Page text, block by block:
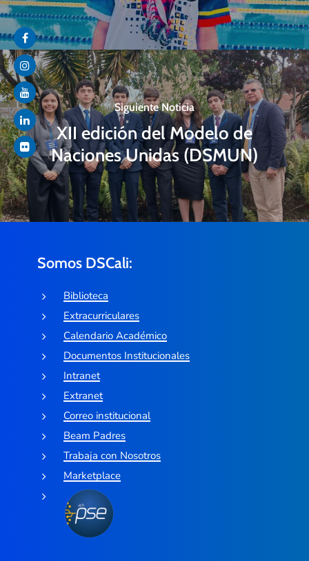
Siguiente Noticia
XII edición del Modelo de
Naciones Unidas (DSMUN)
Somos DSCali:
Biblioteca
Extracurriculares
Calendario Académico
Documentos Institucionales
Intranet
Extranet
Correo institucional
Beam Padres
Trabaja con Nosotros
Marketplace